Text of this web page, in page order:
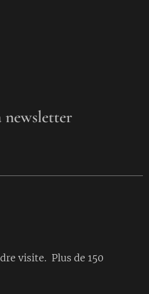
newsletter
visite. Plus de 150